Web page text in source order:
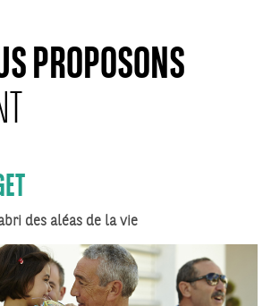
PROPOSONS
des aléas de la vie